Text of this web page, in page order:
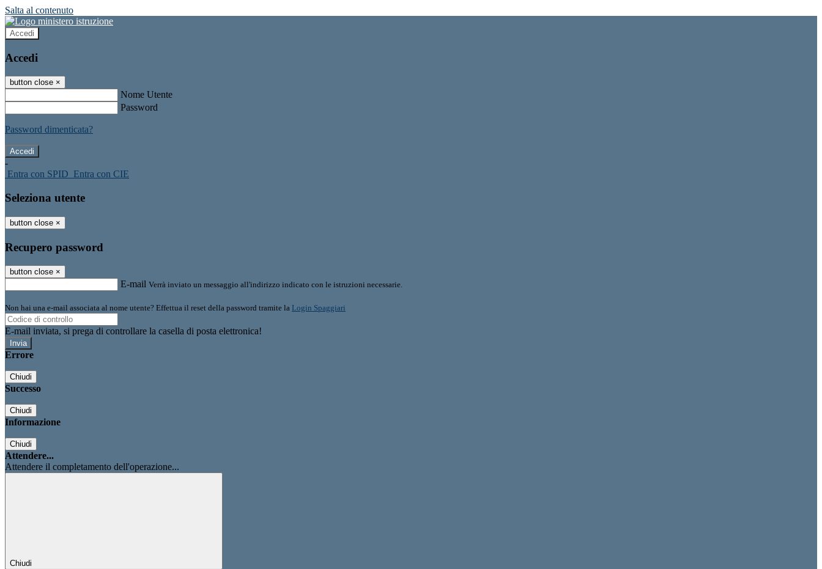
Salta al contenuto
Accedi
Accedi
button close ×
Nome Utente
Password
Password dimenticata?
-
Entra con SPID Entra con CIE
Seleziona utente
button close ×
Recupero password
button close ×
E-mail Verrà inviato un messaggio all'indirizzo indicato con le istruzioni necessarie.
Non hai una e-mail associata al nome utente? Effettua il reset della password tramite la Login Spaggiari
E-mail inviata, si prega di controllare la casella di posta elettronica!
Errore
Chiudi
Successo
Chiudi
Informazione
Chiudi
Attendere...
Attendere il completamento dell'operazione...
Chiudi